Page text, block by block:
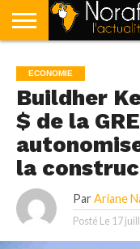
POLITIQUE
SOCIÉTÉ
ECONOMIE
SPORT
LIFESTYLE
ECONOMIE
Buildher
$ de la
la
Par Ariane
Posté Le 17